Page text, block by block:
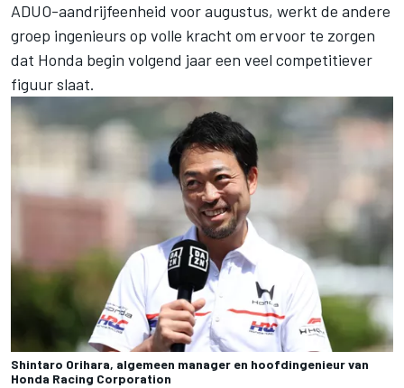
ADUO-aandrijfeenheid voor augustus, werkt de andere
groep ingenieurs op volle kracht om ervoor te zorgen
dat Honda begin volgend jaar een veel competitiever
figuur slaat.
Shintaro Orihara, algemeen manager en hoofdingenieur van
Honda Racing Corporation